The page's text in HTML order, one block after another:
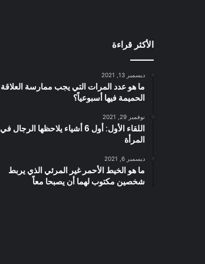
الأكثر قراءة
ديسمبر 13, 2021
ما هو عدد المرات التي يجب ممارسة العلاقة
الحميمة فيها أسبوعياً؟
نوفمبر 29, 2021
اللقاء الأول: أول 6 أشياء يلاحظها الرجال في
المرأة
ديسمبر 6, 2021
ما هو الخيط الأحمر غير المرئي الذي يربط
شخصين مكتوب لهما أن يصبحا معاً